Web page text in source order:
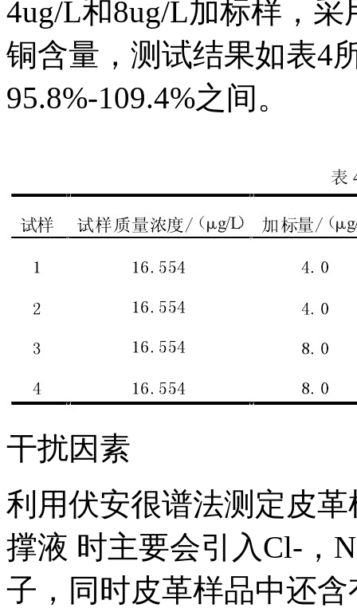
4ug/L和8ug/L加标样，
铜含量，测试结果如表4
95.8%-109.4%之间。
干扰因素
利用伏安很谱法测定皮
撑液 时主要会引入Cl-，
子，同时皮革样品中还含